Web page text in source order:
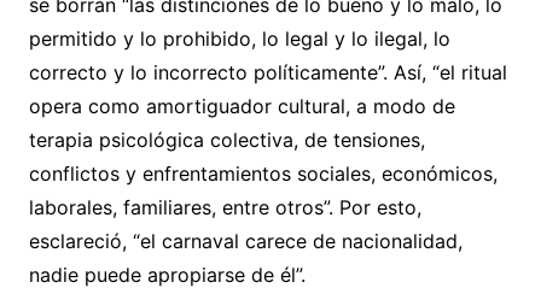
permitido y lo prohibido, lo legal y lo ilegal, lo
correcto y lo incorrecto políticamente”. Así, “el ritual
opera como amortiguador cultural, a modo de
terapia psicológica colectiva, de tensiones,
conflictos y enfrentamientos sociales, económicos,
laborales, familiares, entre otros”. Por esto,
esclareció, “el carnaval carece de nacionalidad,
nadie puede apropiarse de él”.